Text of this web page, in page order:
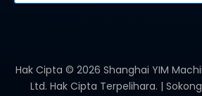
Hak Cipta © 2026 Shanghai YIM
Ltd. Hak Cipta Terpelihara. |